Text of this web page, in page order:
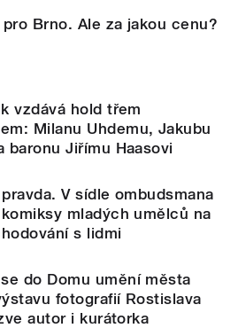
pro Brno. Ale za jakou cenu?
vzdává hold třem
Milanu Uhdemu, Jakubu
baronu Jiřímu Haasovi
V sídle ombudsmana
mladých umělců na
s lidmi
do Domu umění města
fotografií Rostislava
autor i kurátorka